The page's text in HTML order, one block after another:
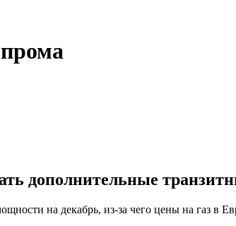
дополнительные
на декабрь, из-за чего цены на газ в